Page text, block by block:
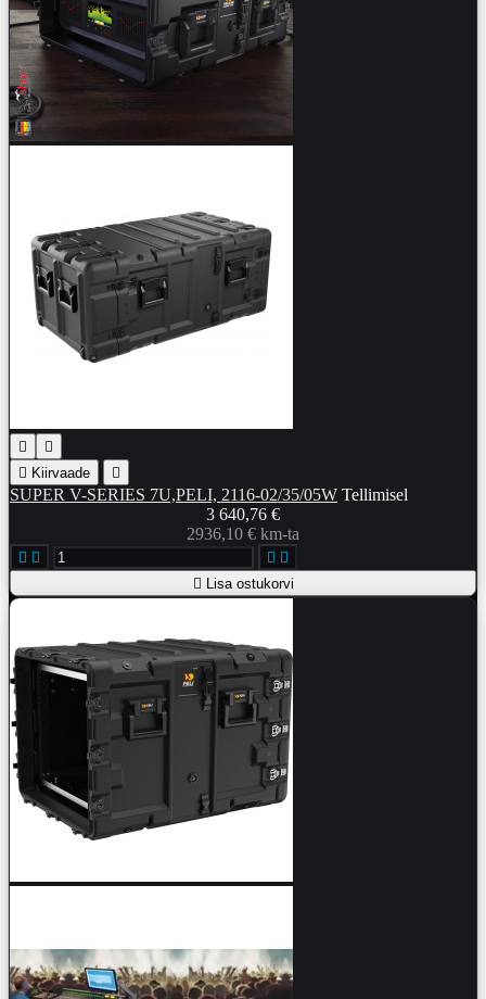


 Kiirvaade 
SUPER V-SERIES 7U,PELI, 2116-02/35/05W Tellimisel
3 640,76 €
2936,10 € km-ta
   
 Lisa ostukorvi